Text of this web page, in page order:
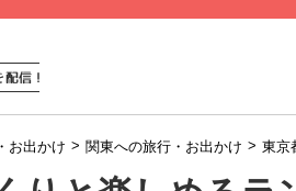
お出かけ > 関東への旅行・お出かけ > 東京